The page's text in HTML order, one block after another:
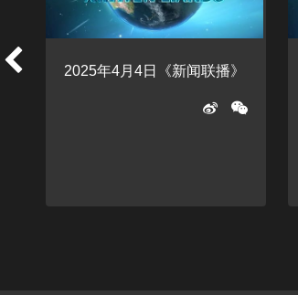
2025年4月4日《新闻联播》